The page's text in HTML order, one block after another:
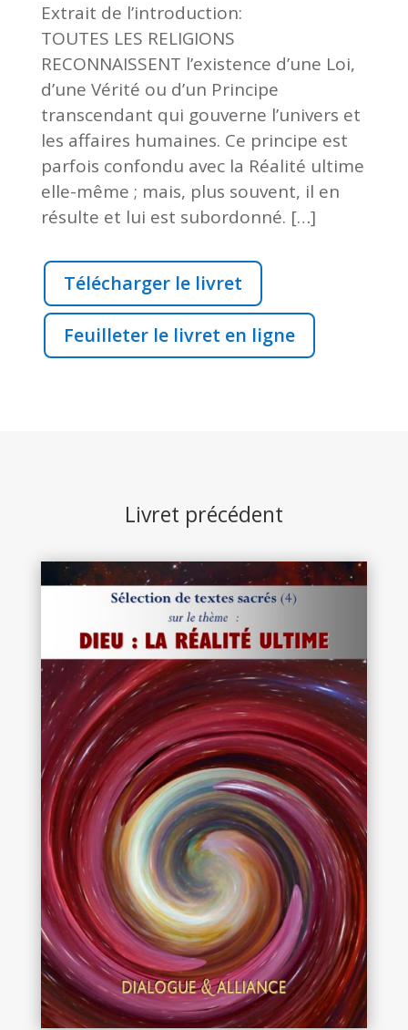
Extrait de l’introduction:
TOUTES LES RELIGIONS
RECONNAISSENT l’existence d’une Loi,
d’une Vérité ou d’un Principe
transcendant qui gouverne l’univers et
les affaires humaines. Ce principe est
parfois confondu avec la Réalité ultime
elle-même ; mais, plus souvent, il en
résulte et lui est subordonné. […]
Télécharger le livret
Feuilleter le livret en ligne
Livret précédent